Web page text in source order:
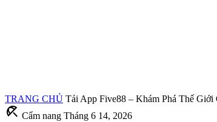
TRANG CHỦ Tải App Five88 – Khám Phá Thế
beach_access Cẩm nang Tháng 6 14, 2026